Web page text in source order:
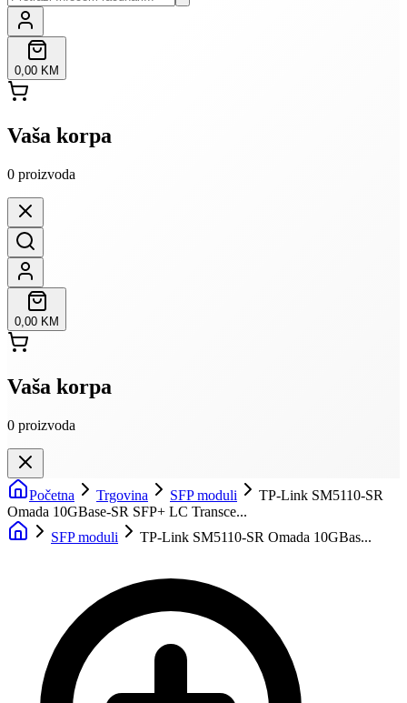
0,00 KM
Vaša korpa
0 proizvoda
0,00 KM
Vaša korpa
0 proizvoda
Početna Trgovina SFP moduli
TP-Link SM5110-SR
Omada 10GBase-SR SFP+ LC Transce...
SFP moduli
TP-Link SM5110-SR Omada 10GBas...